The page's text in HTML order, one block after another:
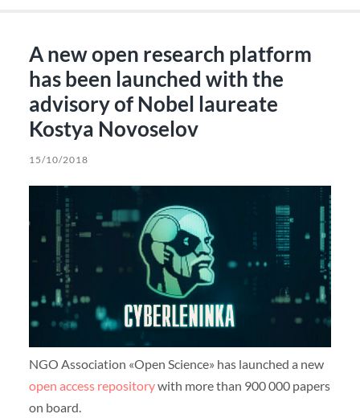
A new open research platform
has been launched with the
advisory of Nobel laureate
Kostya Novoselov
15/10/2018
NGO Association «Open Science» has launched a new
open access repositorywith more than 900 000 papers
on board.